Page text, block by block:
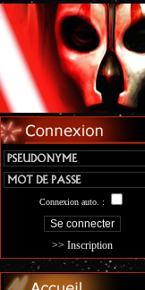
Connexion auto. :
>> Inscription